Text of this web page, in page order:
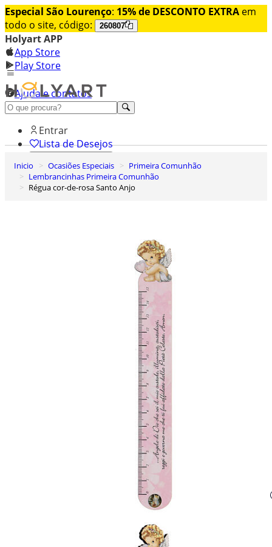
Especial São Lourenço: 15% de DESCONTO EXTRA em
todo o site, código:
260807
Holyart APP
App Store
Play Store
Ajuda e contatos
Conheça premium
Entrar
Lista de Desejos
0
Carrinho de Compras
Inicio Ocasiões Especiais
Primeira Comunhão
Lembrancinhas Primeira Comunhão
Régua cor-de-rosa Santo Anjo